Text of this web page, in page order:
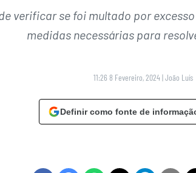
verificar se foi multado por
medidas necessárias para
11:26 8 Fevereiro, 2024|João Luís
Definir como fonte de